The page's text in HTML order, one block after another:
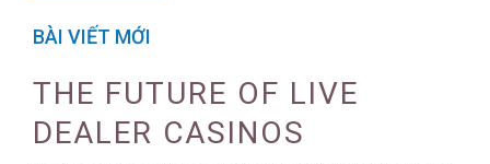
BÀI VIẾT MỚI
THE FUTURE OF LIVE
DEALER CASINOS